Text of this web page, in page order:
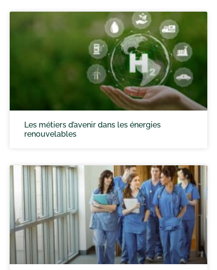
Les métiers d’avenir dans les énergies
renouvelables